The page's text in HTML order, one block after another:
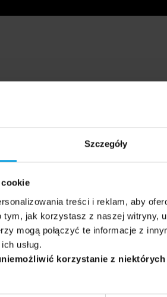
Szczegóły
treści i reklam, aby
jak korzystasz z naszej witryny,
mogą połączyć te informacje z
usług.
korzystanie z